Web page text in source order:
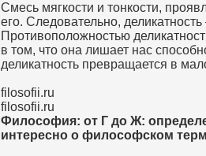
Смесь мягкости и тонкости,
его. Следовательно,
Противоположностью
в том, что она лишает нас
деликатность превращается в
filosofii.ru
filosofii.ru
Философия: от Г до Ж:
интересно о философском